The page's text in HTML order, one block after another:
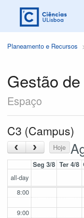
Planeamento e Recursos
Gestão
Espaço
C3 (Campus)
‹ › Hoje
Seg 3/8 Ter 4/8
all-day
8:00
9:00